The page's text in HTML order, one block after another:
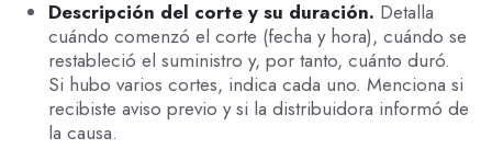
Descripción del corte y su duración. Detalla
cuándo comenzó el corte (fecha y hora), cuándo se
restableció el suministro y, por tanto, cuánto duró.
Si hubo varios cortes, indica cada uno. Menciona si
recibiste aviso previo y si la distribuidora informó de
la causa.